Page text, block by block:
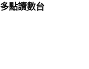
多點讀數台